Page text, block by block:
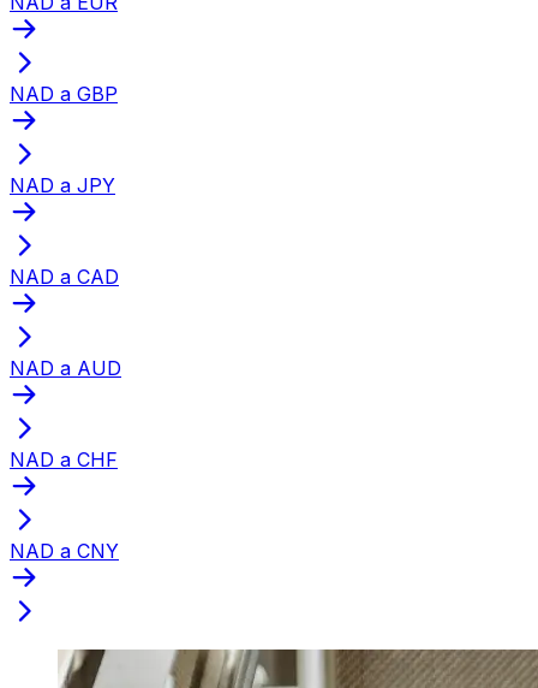
NAD a GBP
NAD a JPY
NAD a CAD
NAD a AUD
NAD a CHF
NAD a CNY